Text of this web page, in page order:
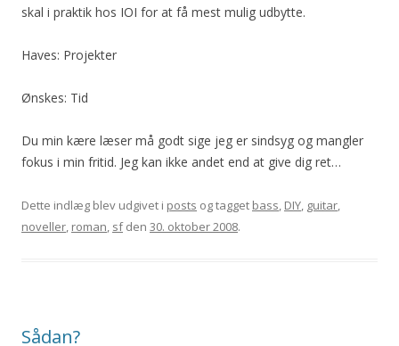
skal i praktik hos IOI for at få mest mulig udbytte.
Haves: Projekter
Ønskes: Tid
Du min kære læser må godt sige jeg er sindsyg og mangler
fokus i min fritid. Jeg kan ikke andet end at give dig ret…
Dette indlæg blev udgivet i posts og tagget bass, DIY, guitar,
noveller, roman, sfden 30. oktober 2008.
Sådan?